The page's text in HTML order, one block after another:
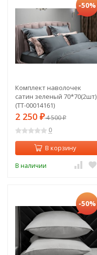
-50%
Комплект наволочек
сатин зеленый 70*70(2шт)
(TT-00014161)
2 250 ₽4 500₽
0
В корзину
В наличии
-50%